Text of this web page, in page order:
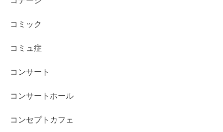
コミック
コミュ症
コンサート
コンサートホール
コンセプトカフェ